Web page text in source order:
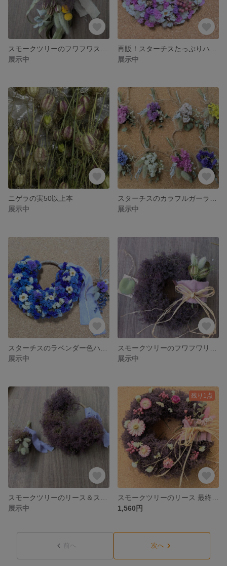
展示中
展示中
ニゲラの実50以上本
展示中
展示中
展示中
展示中
展示中
残り1点
1,560円
前へ 次へ